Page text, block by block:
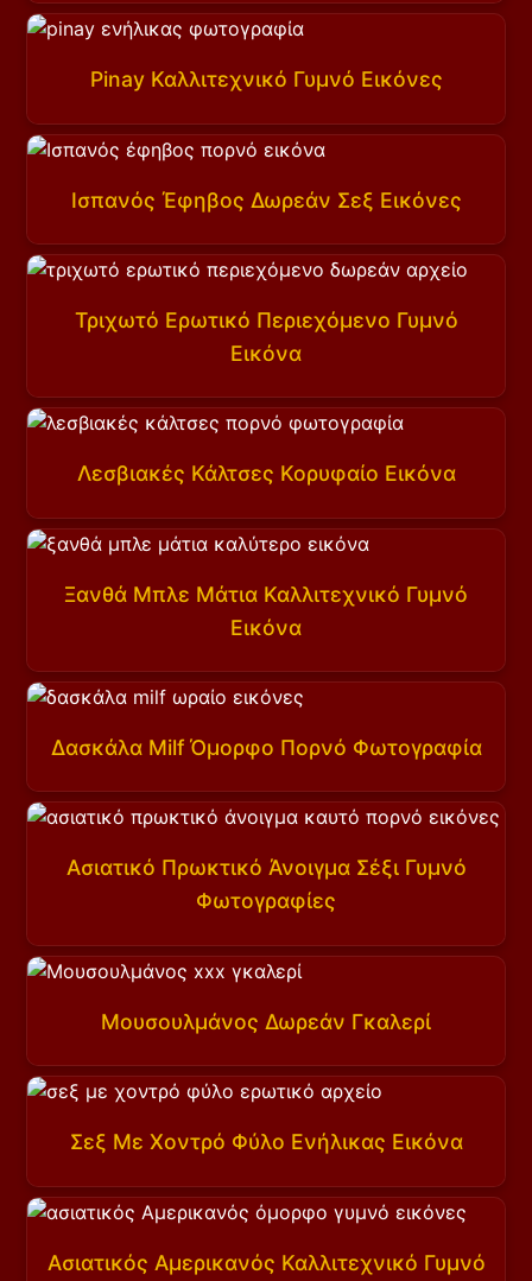
Pinay Καλλιτεχνικό Γυμνό Εικόνες
Ισπανός Έφηβος Δωρεάν Σεξ Εικόνες
Τριχωτό Ερωτικό Περιεχόμενο Γυμνό
Εικόνα
Λεσβιακές Κάλτσες Κορυφαίο Εικόνα
Ξανθά Μπλε Μάτια Καλλιτεχνικό Γυμνό
Εικόνα
Δασκάλα Milf Όμορφο Πορνό Φωτογραφία
Ασιατικό Πρωκτικό Άνοιγμα Σέξι Γυμνό
Φωτογραφίες
Μουσουλμάνος Δωρεάν Γκαλερί
Σεξ Με Χοντρό Φύλο Ενήλικας Εικόνα
Ασιατικός Αμερικανός Καλλιτεχνικό Γυμνό